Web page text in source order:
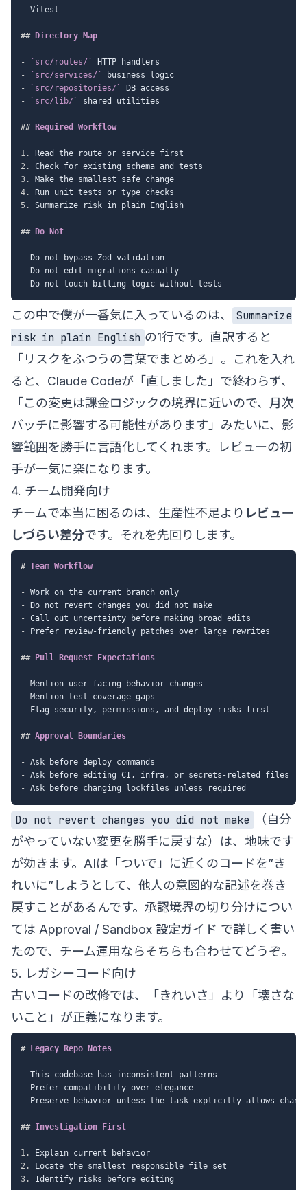
- Vitest
## Directory Map
- `src/routes/`
-
`src/services/`
-
`src/repositories/`
-
`src/lib/` shared utilities
## Required Workflow
1.
2.
3.
4.
5.
Summarize risk in plain English
## Do Not
-
-
-
この中で僕が一番気に入っているのは、
Summarize
risk in plain English の1行です。直訳すると
「リスクをふつうの言葉でまとめろ」。これを入れ
ると、Claude Codeが「直しました」で終わらず、
「この変更は課金ロジックの境界に近いので、月次
バッチに影響する可能性があります」みたいに、影
響範囲を勝手に言語化してくれます。レビューの初
手が一気に楽になります。
4. チーム開発向け
チームで本当に困るのは、生産性不足より レビュー
しづらい差分です。それを先回りします。
# Team Workflow
-
-
-
- Prefer review-friendly patches over large rewrites
## Pull Request Expectations
-
-
- Flag security, permissions, and deploy risks first
## Approval Boundaries
-
-
-
Do not revert changes you did not make
（自分
がやっていない変更を勝手に戻すな）は、地味です
が効きます。AIは「ついで」に近くのコードを”き
れいに”しようとして、他人の意図的な記述を巻き
戻すことがあるんです。承認境界の切り分けについ
ては Approval / Sandbox 設定ガイド で詳しく書い
たので、チーム運用ならそちらも合わせてどうぞ。
5. レガシーコード向け
古いコードの改修では、「きれいさ」より「壊さな
いこと」が正義になります。
# Legacy Repo Notes
-
-
- Preserve behavior unless the task explicitly allows
## Investigation First
1.
2.
3.
Identify risks before editing